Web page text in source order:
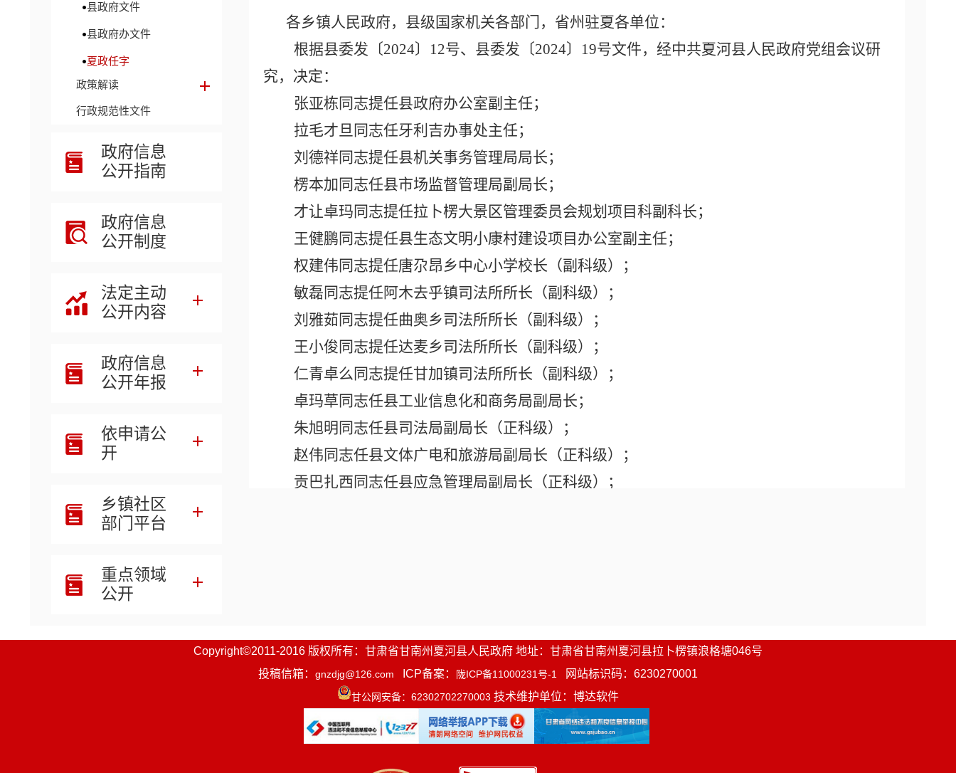
县政府文件
县政府办文件
夏政任字
政策解读
行政规范性文件
政府信息
公开指南
政府信息
公开制度
法定主动
公开内容
政府信息
公开年报
依申请公
开
乡镇社区
部门平台
重点领域
公开
各乡镇人民政府，县级国家机关各部门，省州驻夏各单位：
根据县委发〔2024〕 12号、 县委发 〔2024〕 19号文件， 经中共夏河县人民政府党组 会议研
究，决定：
张亚栋同志提任县政府办公室副主任；
拉毛才旦同志任牙利吉办事处主任；
刘德祥同志提任县机关事务管理局局长；
楞本加同志任县市场监督管理局副局长；
才让卓玛同志提任拉卜楞大景区管理委员会规划项目科副科长；
王健鹏同志提任县生态文明小康村建设项目办公室副主任；
权建伟同志提任唐尕昂乡中心小学校长（副科级）；
敏磊同志提任阿木去乎镇司法所所长（副科级）；
刘雅茹同志提任曲奥乡司法所所长（副科级）；
王小俊同志提任达麦乡司法所所长（副科级）；
仁青卓么同志提任甘加镇司法所所长（副科级）
；
卓玛草同志任县工业信息化和商务局副局长；
朱旭明同志任县司法局副局长（正科级）；
赵伟同志任县文体广电和旅游局副局长（正科级）；
贡巴扎西同志任县应急管理局副局长（正科级）；
贡保才让同志阿木去乎镇司法所所长职务；
刘兴义同志甘加镇司法所所长职务；
王远华同志达麦乡司法所所长职务；
赵杰同志县工业信息化和商务局副局长职务；
Copyright©2011-2016 版权所有：甘肃省甘南州夏河县人民政府 地址：甘肃省甘南州夏河县拉卜楞镇浪格塘046号
投稿信箱： gnzdjg@126.com ICP备案： 陇ICP备11000231号-1 网站标识码：6230270001
甘公网安备：62302702270003 技术维护单位：博达软件